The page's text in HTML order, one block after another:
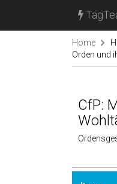
Home
Orden und
CfP: